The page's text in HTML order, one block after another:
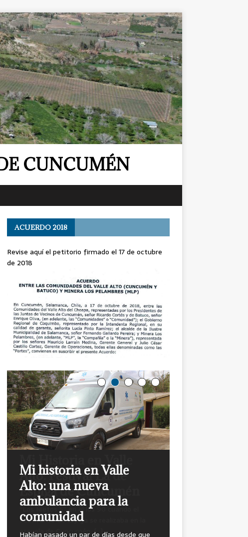
CUNCUMÉN
ACUERDO 2018
Revise aquí el petitorio firmado el 17 de octubre
de 2018
Mi Historia en Valle
Alto: Festival La de
Espiga de Cuncumén
“Los Nietos 5” en el los 90 cuando el
Festival de La Espiga se realizaba en la
escuela de Cuncumén.[…]